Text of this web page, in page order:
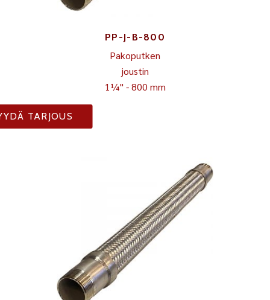
PP-J-B-800
Pakoputken
joustin
1¼" - 800 mm
TARJOUS